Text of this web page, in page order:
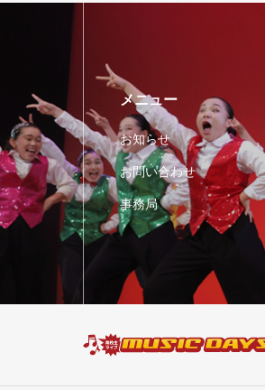
メニュー
お知らせ
お問い合わせ
事務局